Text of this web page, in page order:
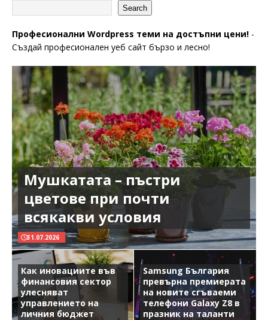
Search
Професионални Wordpress теми на достъпни цени! -
Създай професионален уеб сайт бързо и лесно!
Мушкатата – пъстри
цветове при почти
всякакви условия
31.07.2026
Как иновациите във
финансовия сектор
улесняват
управлението на
личния бюджет
Samsung България
превърна премиерата
на новите сгъваеми
телефони Galaxy Z8 в
празник на таланти